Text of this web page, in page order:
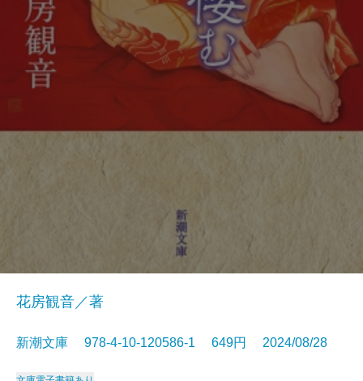
花房観音／著
新潮文庫 978-4-10-120586-1 649円 2024/08/28